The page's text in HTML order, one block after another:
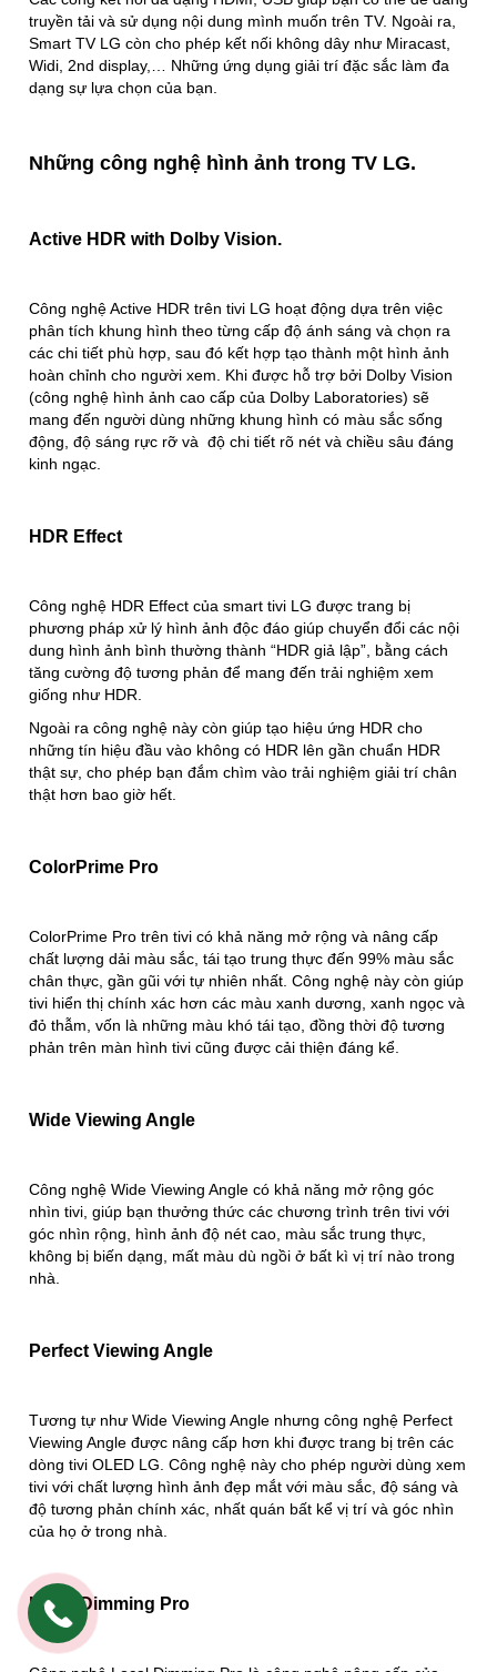
truyền tải và sử dụng nội dung mình muốn trên TV. Ngoài ra,
Smart TV LG còn cho phép kết nối không dây như Miracast,
Widi, 2nd display,… Những ứng dụng giải trí đặc sắc làm đa
dạng sự lựa chọn của bạn.
Những công nghệ hình ảnh trong TV LG.
Active HDR with Dolby Vision.
Công nghệ Active HDR trên tivi LG hoạt động dựa trên việc
phân tích khung hình theo từng cấp độ ánh sáng và chọn ra
các chi tiết phù hợp, sau đó kết hợp tạo thành một hình ảnh
hoàn chỉnh cho người xem. Khi được hỗ trợ bởi Dolby Vision
(công nghệ hình ảnh cao cấp của Dolby Laboratories) sẽ
mang đến người dùng những khung hình có màu sắc sống
động, độ sáng rực rỡ và độ chi tiết rõ nét và chiều sâu đáng
kinh ngạc.
HDR Effect
Công nghệ HDR Effect của smart tivi LG được trang bị
phương pháp xử lý hình ảnh độc đáo giúp chuyển đổi các nội
dung hình ảnh bình thường thành “HDR giả lập”, bằng cách
tăng cường độ tương phản để mang đến trải nghiệm xem
giống như HDR.
Ngoài ra công nghệ này còn giúp tạo hiệu ứng HDR cho
những tín hiệu đầu vào không có HDR lên gần chuẩn HDR
thật sự, cho phép bạn đắm chìm vào trải nghiệm giải trí chân
thật hơn bao giờ hết.
ColorPrime Pro
ColorPrime Pro trên tivi có khả năng mở rộng và nâng cấp
chất lượng dải màu sắc, tái tạo trung thực đến 99% màu sắc
chân thực, gần gũi với tự nhiên nhất. Công nghệ này còn giúp
tivi hiển thị chính xác hơn các màu xanh dương, xanh ngọc và
đỏ thẫm, vốn là những màu khó tái tạo, đồng thời độ tương
phản trên màn hình tivi cũng được cải thiện đáng kể.
Wide Viewing Angle
Công nghệ Wide Viewing Angle có khả năng mở rộng góc
nhìn tivi, giúp bạn thưởng thức các chương trình trên tivi với
góc nhìn rộng, hình ảnh độ nét cao, màu sắc trung thực,
không bị biến dạng, mất màu dù ngồi ở bất kì vị trí nào trong
nhà.
Perfect Viewing Angle
Tương tự như Wide Viewing Angle nhưng công nghệ Perfect
Viewing Angle được nâng cấp hơn khi được trang bị trên các
dòng tivi OLED LG. Công nghệ này cho phép người dùng xem
tivi với chất lượng hình ảnh đẹp mắt với màu sắc, độ sáng và
độ tương phản chính xác, nhất quán bất kể vị trí và góc nhìn
của họ ở trong nhà.
Local Dimming Pro